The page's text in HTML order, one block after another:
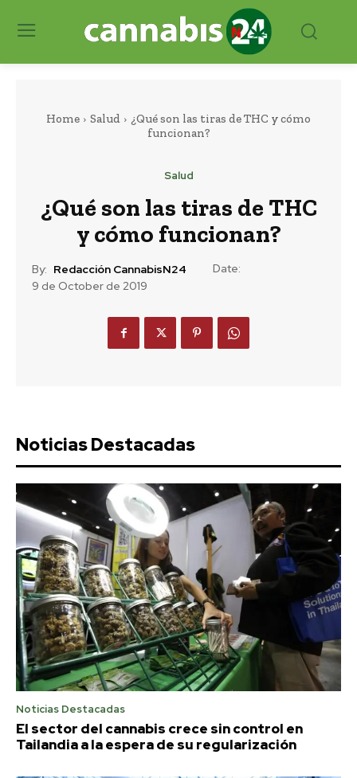
Home Salud
¿Qué son las tiras de THC y cómo
funcionan?
Salud
¿Qué son las tiras de THC
y cómo funcionan?
By: Redacción CannabisN24
Date:
9 de October de 2019
Noticias Destacadas
Noticias Destacadas
El sector del cannabis crece sin control en
Tailandia a la espera de su regularización